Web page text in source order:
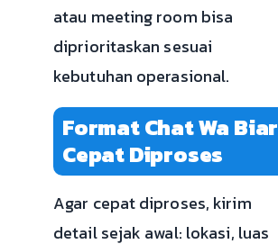
atau meeting room bisa
diprioritaskan sesuai
kebutuhan operasional.
Format Chat Wa Biar
Cepat Diproses
Agar cepat diproses, kirim
detail sejak awal: lokasi, luas